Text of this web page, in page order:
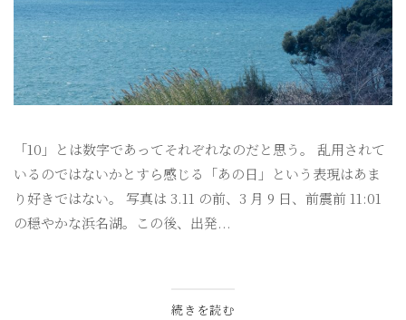
「10」とは数字であってそれぞれなのだと思う。 乱用されて
いるのではないかとすら感じる「あの日」という表現はあま
り好きではない。 写真は 3.11 の前、3 月 9 日、前震前 11:01
の穏やかな浜名湖。この後、出発...
続きを読む